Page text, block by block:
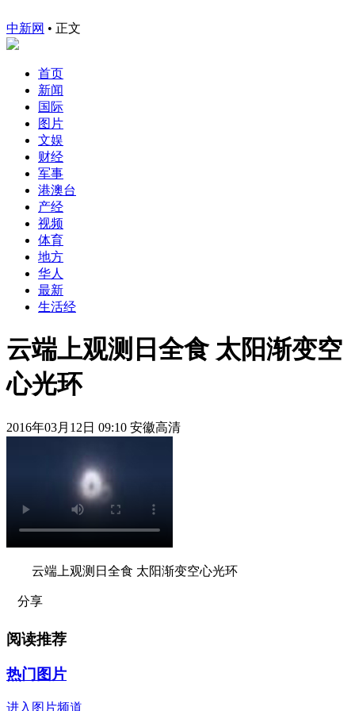
中新网 • 正文
首页
新闻
国际
图片
文娱
财经
军事
港澳台
产经
视频
体育
地方
华人
最新
生活经
云端上观测日全食 太阳渐变空
心光环
2016年03月12日 09:10 安徽高清
云端上观测日全食 太阳渐变空心光环
分享
阅读推荐
热门图片
进入图片频道